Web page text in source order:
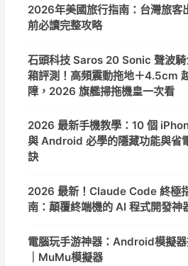
2026年美國旅行指南：台灣旅客
前必讀完整攻略
石頭科技 Saros 20 Sonic 聲波騎
箱評測！高頻震動拖地＋4.5cm
障，2026 旗艦掃拖機皇一次看
2026 最新手機教學：10 個
與 Android 必學的隱藏功能與省
訣
2026 最新！Claude Code 終極
南：顛覆終端機的 AI 程式開發神
電腦玩手游神器：Android模擬
｜MuMu模擬器